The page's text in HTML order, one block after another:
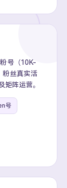
号（10K-
粉丝真实活
矩阵运营。
号